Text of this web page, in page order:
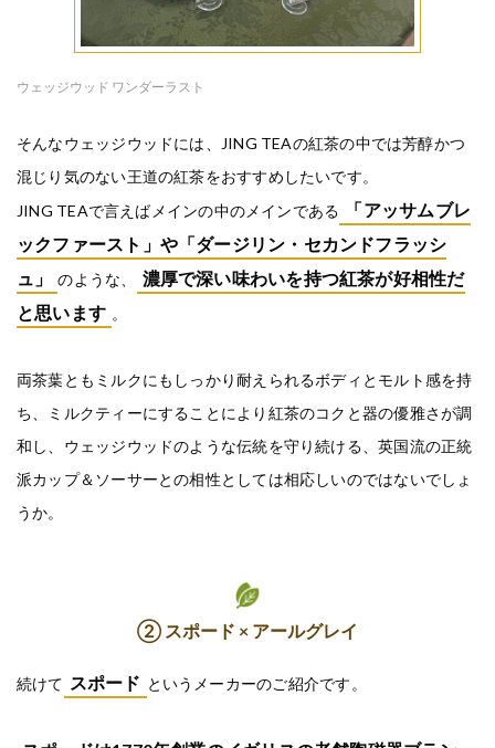
ウェッジウッド ワンダーラスト
そんなウェッジウッドには、JING TEAの紅茶の中では芳醇かつ
混じり気のない王道の紅茶をおすすめしたいです。
JING TEAで言えばメインの中のメインである
「アッサムブレ
ックファースト」や「ダージリン・セカンドフラッシ
ュ」
のような、
濃厚で深い味わいを持つ紅茶が好相性だ
と思います 。
両茶葉ともミルクにもしっかり耐えられるボディとモルト感を持
ち、ミルクティーにすることにより紅茶のコクと器の優雅さが調
和し、ウェッジウッドのような伝統を守り続ける、英国流の正統
派カップ＆ソーサーとの相性としては相応しいのではないでしょ
うか。
② スポード × アールグレイ
続けて スポード というメーカーのご紹介です。